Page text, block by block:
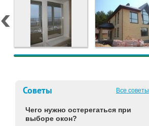
Советы Все советы
Чего нужно остерегаться при
выборе окон?